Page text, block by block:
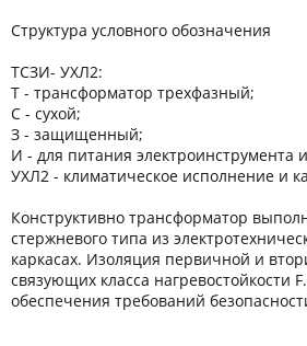
Структура условного обозначения
ТСЗИ- УХЛ2:
Т - трансформатор трехфазный;
С - сухой;
З - защищенный;
И - для питания электроинструмента
УХЛ2 - климатическое исполнение и
Конструктивно трансформатор
стержневого типа из
каркасах. Изоляция первичной и
связующих класса нагревостойкости
обеспечения требований